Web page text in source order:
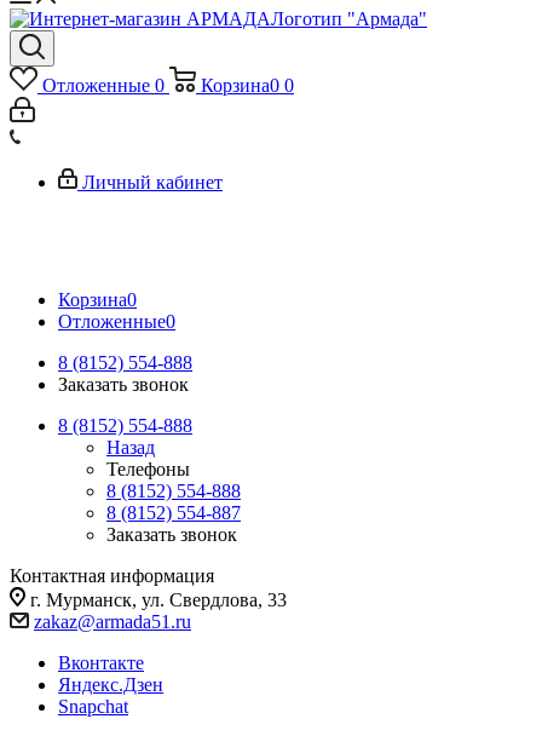
Логотип "Армада"
Отложенные 0 Корзина0 0
Личный кабинет
Корзина0
Отложенные0
8 (8152) 554-888
Заказать звонок
8 (8152) 554-888
Назад
Телефоны
8 (8152) 554-888
8 (8152) 554-887
Заказать звонок
Контактная информация
г. Мурманск, ул. Свердлова, 33
zakaz@armada51.ru
Вконтакте
Яндекс.Дзен
Snapchat